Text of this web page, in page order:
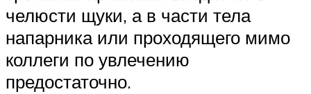
челюсти щуки, а в части тела
напарника или проходящего мимо
коллеги по увлечению
предостаточно.